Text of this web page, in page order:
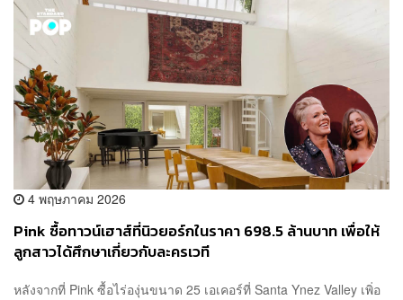
4 พฤษภาคม 2026
Pink ซื้อทาวน์เฮาส์ที่นิวยอร์กในราคา 698.5 ล้านบาท เพื่อให้
ลูกสาวได้ศึกษาเกี่ยวกับละครเวที
หลังจากที่ Pink ซื้อไร่องุ่นขนาด 25 เอเคอร์ที่ Santa Ynez Valley เพิ่อ